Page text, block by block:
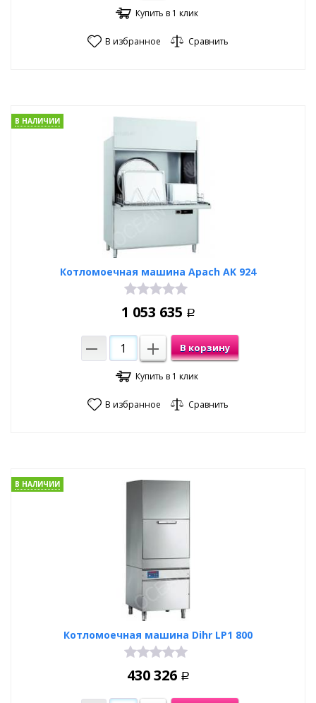
Купить в 1 клик
В избранное Сравнить
Котломоечная машина Apach AK 924
В НАЛИЧИИ
1 053 635 Р
В корзину
Купить в 1 клик
В избранное Сравнить
Котломоечная машина Dihr LP1 800
В НАЛИЧИИ
430 326 Р